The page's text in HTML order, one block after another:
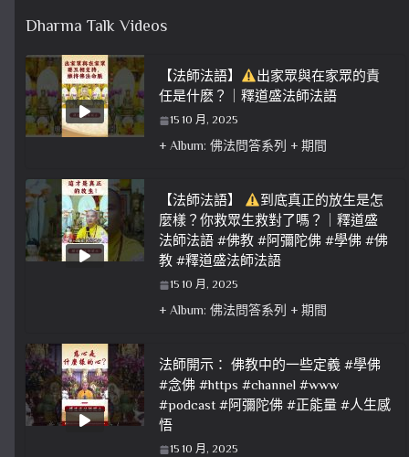
Dharma Talk Videos
【法師法語】
出家眾與在家眾的責
任是什麽？｜釋道盛法師法語
15 10 月, 2025
+ Album: 佛法問答系列 + 期間
【法師法語】
到底真正的放生是怎
麼樣？你救眾生救對了嗎？｜釋道盛
法師法語 #佛教 #阿彌陀佛 #學佛 #佛
教 #釋道盛法師法語
15 10 月, 2025
+ Album: 佛法問答系列 + 期間
法師開示： 佛教中的一些定義 #學佛
#念佛 #https #channel #www
#podcast #阿彌陀佛 #正能量 #人生感
悟
15 10 月, 2025